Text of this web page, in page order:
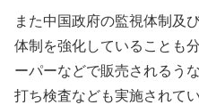
また中国政府の監視体制及
体制を強化していることも
ーパーなどで販売されるう
打ち検査なども実施されて